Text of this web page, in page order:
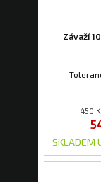
Závaží
450
SKLADEM